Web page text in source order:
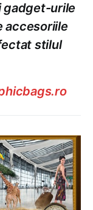
gadget-urile
accesoriile
stilul